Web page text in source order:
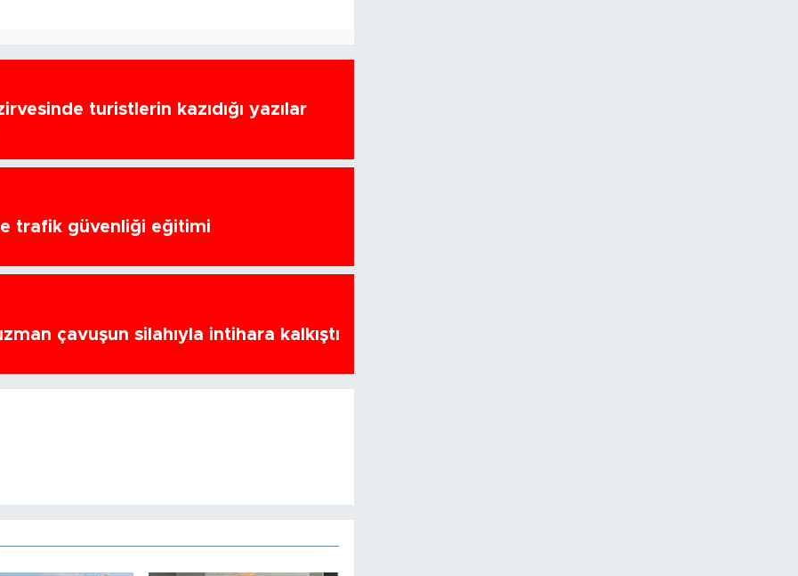
turistlerin kazıdığı yazılar
trafik güvenliği eğitimi
çavuşun silahıyla intihara kalkıştı